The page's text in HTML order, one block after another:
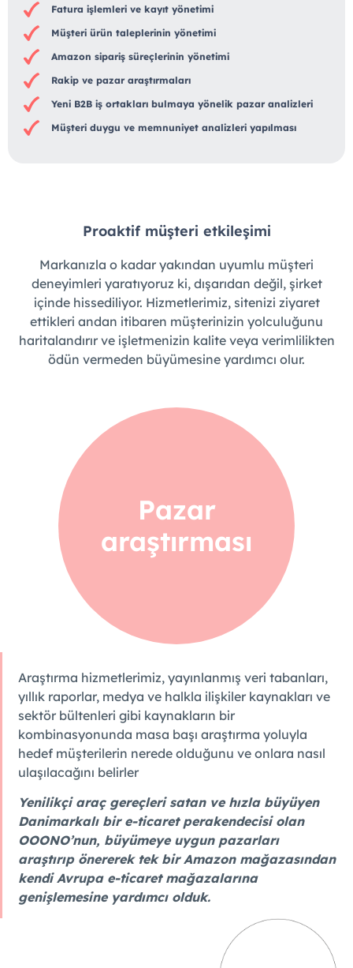
Fatura işlemleri ve kayıt yönetimi
Müşteri ürün taleplerinin yönetimi
Amazon sipariş süreçlerinin yönetimi
Rakip ve pazar araştırmaları
Yeni B2B iş ortakları bulmaya yönelik pazar analizleri
Müşteri duygu ve memnuniyet analizleri yapılması
Proaktif müşteri etkileşimi
Markanızla o kadar yakından uyumlu müşteri
deneyimleri yaratıyoruz ki, dışarıdan değil, şirket
içinde hissediliyor. Hizmetlerimiz, sitenizi ziyaret
ettikleri andan itibaren müşterinizin yolculuğunu
haritalandırır ve işletmenizin kalite veya verimlilikten
ödün vermeden büyümesine yardımcı olur.
Pazar
araştırması
Araştırma hizmetlerimiz, yayınlanmış veri tabanları,
yıllık raporlar, medya ve halkla ilişkiler kaynakları ve
sektör bültenleri gibi kaynakların bir
kombinasyonunda masa başı araştırma yoluyla
hedef müşterilerin nerede olduğunu ve onlara nasıl
ulaşılacağını belirler
Yenilikçi araç gereçleri satan ve hızla büyüyen
Danimarkalı bir e-ticaret perakendecisi olan
OOONO’nun, büyümeye uygun pazarları
araştırıp önererek tek bir Amazon mağazasından
kendi Avrupa e-ticaret mağazalarına
genişlemesine yardımcı olduk.